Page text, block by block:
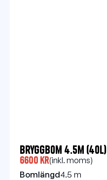
Bryggbom 4.5m (40l)
6600 kr(inkl. moms)
Bomlängd4.5 m